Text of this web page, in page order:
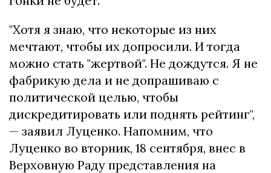
"Хотя я знаю, что некоторые из них
мечтают, чтобы их допросили. И тогда
можно стать "жертвой". Не дождутся. Я не
фабрикую дела и не допрашиваю с
политической целью, чтобы
дискредитировать или поднять рейтинг",
— заявил Луценко. Напомним, что
Луценко во вторник, 18 сентября, внес в
Верховную Раду представления на